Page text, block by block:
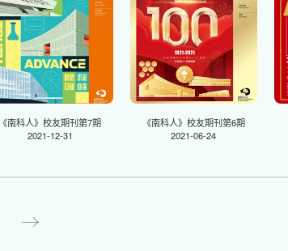
《南科人》校友期刊第7期
2021-12-31
《南科人》校友期刊第6期
2021-06-24
下一页